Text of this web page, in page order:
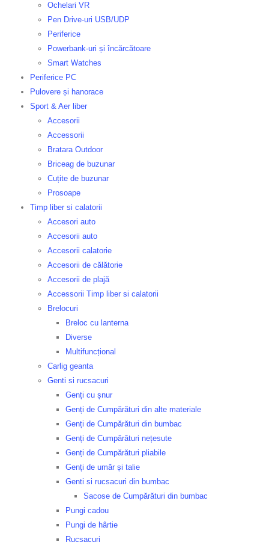
Ochelari VR
Pen Drive-uri USB/UDP
Periferice
Powerbank-uri și încărcătoare
Smart Watches
Periferice PC
Pulovere și hanorace
Sport & Aer liber
Accesorii
Accessorii
Bratara Outdoor
Briceag de buzunar
Cuțite de buzunar
Prosoape
Timp liber si calatorii
Accesori auto
Accesorii auto
Accesorii calatorie
Accesorii de călătorie
Accesorii de plajă
Accessorii Timp liber si calatorii
Brelocuri
Breloc cu lanterna
Diverse
Multifuncțional
Carlig geanta
Genti si rucsacuri
Genți cu șnur
Genți de Cumpărături din alte materiale
Genți de Cumpărături din bumbac
Genți de Cumpărături nețesute
Genți de Cumpărături pliabile
Genți de umăr și talie
Genti si rucsacuri din bumbac
Sacose de Cumpărături din bumbac
Pungi cadou
Pungi de hârtie
Rucsacuri